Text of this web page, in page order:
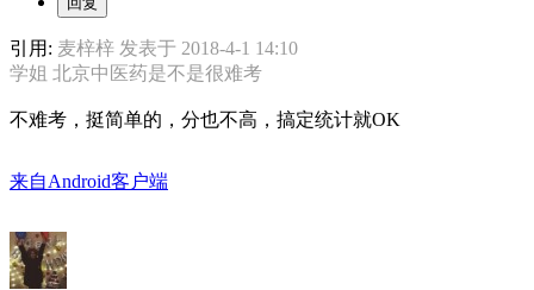
引用: 麦梓梓 发表于 2018-4-1 14:10
学姐 北京中医药是不是很难考
不难考，挺简单的，分也不高，搞定统计就OK
来自Android客户端